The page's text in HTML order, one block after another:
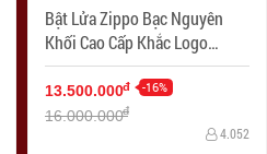
Bật Lửa Zippo Bạc Nguyên
Khối Cao Cấp Khắc Logo
Marlboro Phiên Bản Amor
13.500.000đ -16%
16.000.000đ
4.052